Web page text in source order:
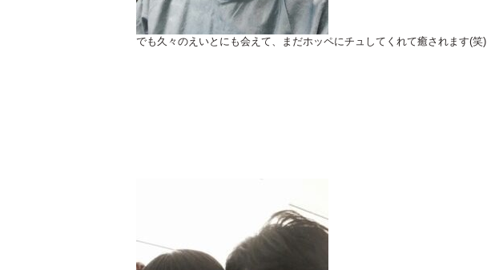
でも久々のえいとにも会えて、まだホッペにチュしてくれて癒されます(笑)